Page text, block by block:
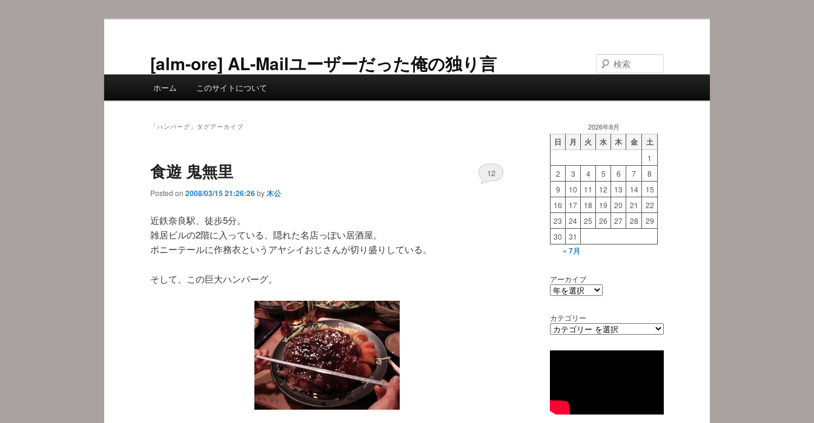
[alm-ore] AL-Mailユーザーだった俺の独り言
索
ホーム このサイトについて
「ハンバーグ 」タグアーカイブ
食遊 鬼無里
Posted on 2008/03/15 21:26:26by木公
12
近鉄奈良駅、徒歩5分。
雑居ビルの2階に入っている、隠れた名店っぽい居酒屋。
ポニーテールに作務衣というアヤシイおじさんが切り盛りしている。
そして、この巨大ハンバーグ。
2026年8月
日 月 火 水 木 金 土
1
2
3 4 5 6 7
8
9
10 11 12 13 14
15
16
17 18 19 20 21
22
23
24 25 26 27 28
29
30
31
« 7月
アーカイブ
カテゴリー